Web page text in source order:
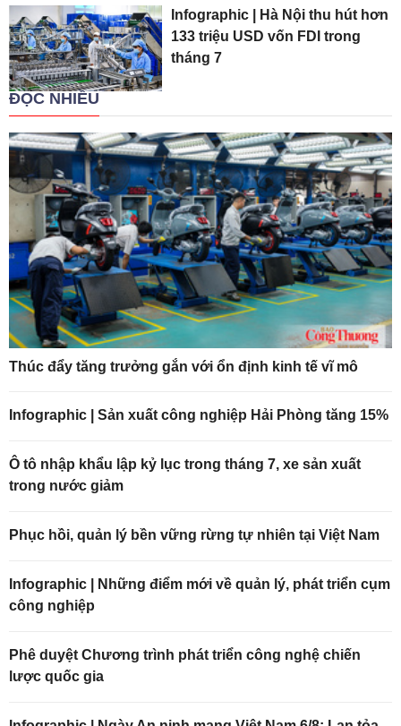
Infographic | Hà Nội thu hút hơn
133 triệu USD vốn FDI trong
tháng 7
ĐỌC NHIỀU
Thúc đẩy tăng trưởng gắn với ổn định kinh tế vĩ mô
Infographic | Sản xuất công nghiệp Hải Phòng tăng 15%
Ô tô nhập khẩu lập kỷ lục trong tháng 7, xe sản xuất
trong nước giảm
Phục hồi, quản lý bền vững rừng tự nhiên tại Việt Nam
Infographic | Những điểm mới về quản lý, phát triển cụm
công nghiệp
Phê duyệt Chương trình phát triển công nghệ chiến
lược quốc gia